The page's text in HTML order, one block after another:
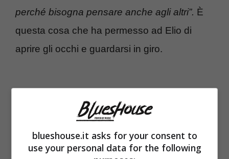
perché bisogna pensare anche agli altri”. È
questa cosa che ha permesso ad Elio di
aprire gli occhi e guardarsi in giro.
blueshouse.it asks for your consent to
use your personal data for the following